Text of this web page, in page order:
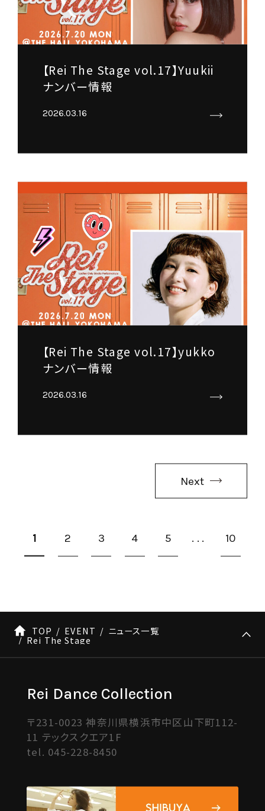
【Rei The Stage vol.17】Yuukii
ナンバー情報
2026.03.16
【Rei The Stage vol.17】yukko
ナンバー情報
2026.03.16
1 2 3 4 5 ... 10
Next
TOP EVENT ニュース一覧
Rei The Stage
Rei Dance Collection
〒231-0023 神奈川県横浜市中区山下町112-
11 テックスクエア1F
tel. 045-228-8450